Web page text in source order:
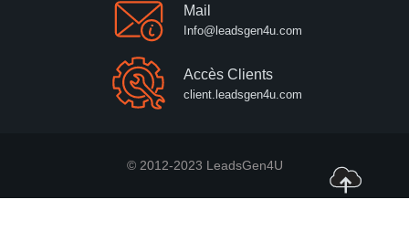
Mail
Info@leadsgen4u.com
Accès Clients
client.leadsgen4u.com
© 2012-2023 LeadsGen4U